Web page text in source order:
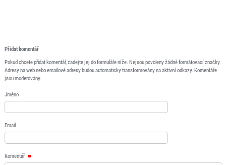
Přidat komentář
Pokud chcete přidat komentář, zadejte jej do formuláře níže. Nejsou povoleny žádné formátovací značky.
Adresy na web nebo emailové adresy budou automaticky transformovány na aktivní odkazy. Komentáře
jsou moderovány.
Jméno
Email
Komentář